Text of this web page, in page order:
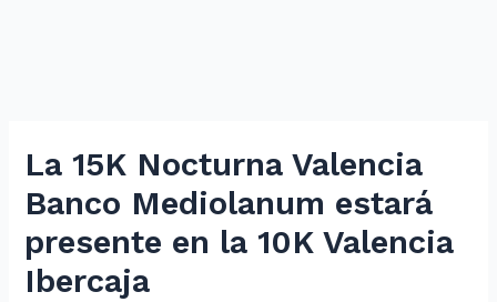
La 15K Nocturna Valencia
Banco Mediolanum estará
presente en la 10K Valencia
Ibercaja